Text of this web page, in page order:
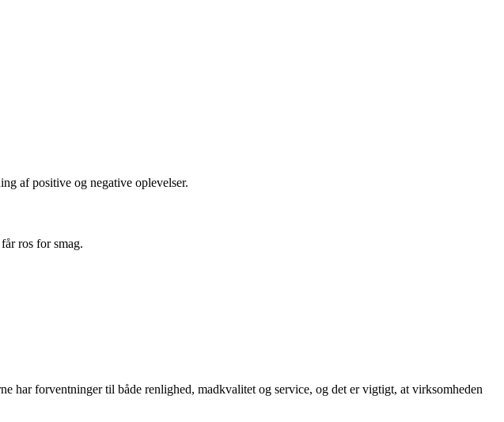
af positive og negative oplevelser.
ros for smag.
har forventninger til både renlighed, madkvalitet og service, og det er vigtigt, at virksomheden